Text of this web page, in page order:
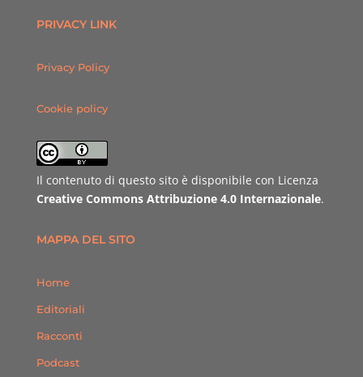
PRIVACY LINK
Privacy Policy
Cookie policy
Il contenuto di questo sito è disponibile con Licenza
Creative Commons Attribuzione 4.0 Internazionale.
MAPPA DEL SITO
Home
Editoriali
Racconti
Podcast